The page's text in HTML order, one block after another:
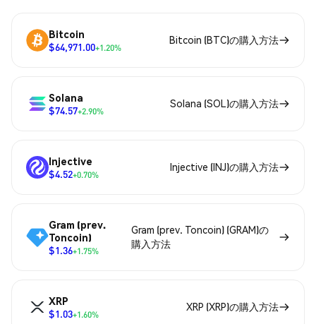
Bitcoin
$64,971.00+1.20%
Bitcoin (BTC)の購入方法
Solana
$74.57+2.90%
Solana (SOL)の購入方法
Injective
$4.52+0.70%
Injective (INJ)の購入方法
Gram (prev.
Toncoin)
$1.36+1.75%
Gram (prev. Toncoin) (GRAM)の
購入方法
XRP
$1.03+1.60%
XRP (XRP)の購入方法